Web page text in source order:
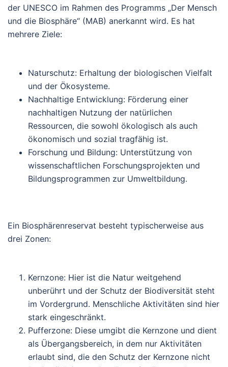
der UNESCO im Rahmen des Programms „Der Mensch
und die Biosphäre“ (MAB) anerkannt wird. Es hat
mehrere Ziele:
Naturschutz: Erhaltung der biologischen Vielfalt
und der Ökosysteme.
Nachhaltige Entwicklung: Förderung einer
nachhaltigen Nutzung der natürlichen
Ressourcen, die sowohl ökologisch als auch
ökonomisch und sozial tragfähig ist.
Forschung und Bildung: Unterstützung von
wissenschaftlichen Forschungsprojekten und
Bildungsprogrammen zur Umweltbildung.
Ein Biosphärenreservat besteht typischerweise aus
drei Zonen:
Kernzone: Hier ist die Natur weitgehend
unberührt und der Schutz der Biodiversität steht
im Vordergrund. Menschliche Aktivitäten sind hier
stark eingeschränkt.
Pufferzone: Diese umgibt die Kernzone und dient
als Übergangsbereich, in dem nur Aktivitäten
erlaubt sind, die den Schutz der Kernzone nicht